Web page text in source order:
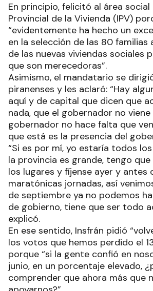
En principio, felicitó al área
Provincial de la Vivienda (IPV)
“evidentemente ha hecho un
en la selección de las 80 familias
de las nuevas viviendas sociales
que son merecedoras”.
Asimismo, el mandatario se
piranenses y les aclaró: “Hay
aquí y de capital que dicen que
nada, que el gobernador no viene
gobernador no hace falta que
que está es la presencia del
“Si es por mí, yo estaría todos
la provincia es grande, tengo
los lugares y fíjense ayer y antes
maratónicas jornadas, así
de septiembre ya no podemos
de gobierno, tiene que ser todo
explicó.
En ese sentido, Insfrán pidió
los votos que hemos perdido el
porque “si la gente confió en
junio, en un porcentaje elevado,
comprender que ahora más que